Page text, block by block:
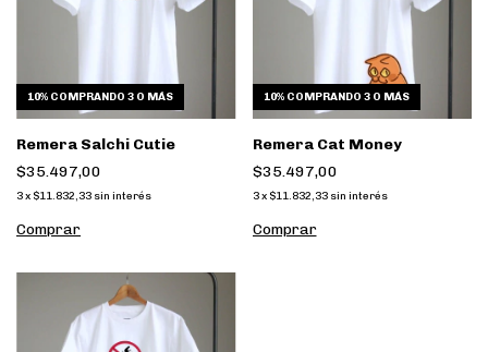
10% COMPRANDO 3 O MÁS
Remera Salchi Cutie
$35.497,00
3x $11.832,33 sin interés
Comprar
10% COMPRANDO 3 O MÁS
Remera Cat Money
$35.497,00
3 x $11.832,33 sin interés
Comprar